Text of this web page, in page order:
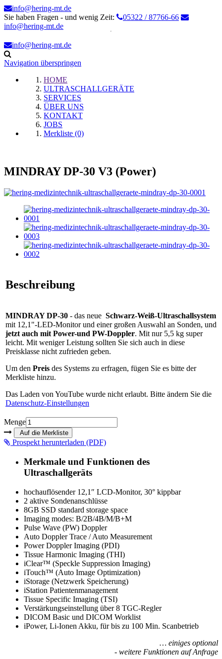
info@hering-mt.de
Sie haben Fragen - und wenig Zeit:
05322 / 87766-66
info@hering-mt.de
info@hering-mt.de
Navigation überspringen
HOME
ULTRASCHALLGERÄTE
SERVICES
ÜBER UNS
KONTAKT
JOBS
Merkliste (0)
MINDRAY DP-30 V3 (Power)
Beschreibung
MINDRAY DP-30 - das neue Schwarz-Weiß-Ultraschallsystem
mit 12,1"-LED-Monitor und einer großen Auswahl an Sonden, und
jetzt auch mit Power-und PW-Doppler. Mit nur 5,5 kg super
leicht. Mit weniger Leistung sollten Sie sich auch in diese
Preisklasse nicht zufrieden geben.
Um den Preis des Systems zu erfragen, fügen Sie es bitte der
Merkliste hinzu.
Das Laden von YouTube wurde nicht erlaubt. Bitte ändern Sie die
Datenschutz-Einstellungen
Menge
Prospekt herunterladen (PDF)
Merkmale und Funktionen des
Ultraschallgeräts
hochauflösender 12,1″ LCD-Monitor, 30° kippbar
2 aktive Sondenanschlüsse
8GB SSD standard storage space
Imaging modes: B/2B/4B/M/B+M
Pulse Wave (PW) Doppler
Auto Doppler Trace / Auto Measurement
Power Doppler Imaging (PDI)
Tissue Harmonic Imaging (THI)
iClear™ (Speckle Suppression Imaging)
iTouch™ (Auto Image Optimization)
iStorage (Netzwerk Speicherung)
iStation Patientenmanagement
Tissue Specific Imaging (TSI)
Verstärkungseinstellung über 8 TGC-Regler
DICOM Basic und DICOM Worklist
iPower, Li-Ionen Akku, für bis zu 100 Min. Scanbetrieb
… einiges optional
- weitere Funktionen auf Anfrage